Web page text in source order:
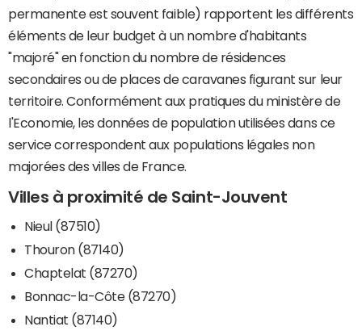
permanente est souvent faible) rapportent les différents
éléments de leur budget à un nombre d'habitants
"majoré" en fonction du nombre de résidences
secondaires ou de places de caravanes figurant sur leur
territoire. Conformément aux pratiques du ministère de
l'Economie, les données de population utilisées dans ce
service correspondent aux populations légales non
majorées des villes de France.
Villes à proximité de Saint-Jouvent
Nieul (87510)
Thouron (87140)
Chaptelat (87270)
Bonnac-la-Côte (87270)
Nantiat (87140)